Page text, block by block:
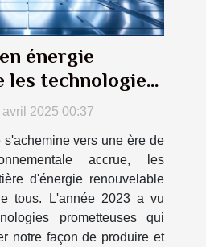
énergie
les technologies
2023
avril 2025 00:37
vers une ère de
accrue, les
d'énergie renouvelable
tous. L'année 2023 a vu
prometteuses qui
notre façon de produire et